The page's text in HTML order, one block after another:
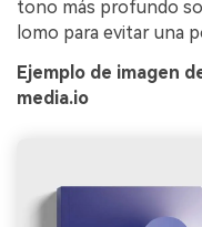
tono más profundo
lomo para evitar una
Ejemplo de imagen
media.io